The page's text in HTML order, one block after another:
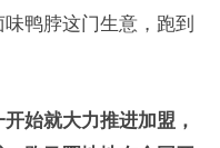
鸭脖这门生意，跑到
始就大力推进加盟，